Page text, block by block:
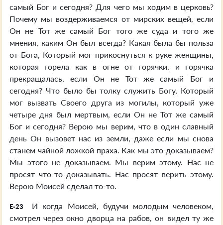
самый Бог и сегодня? Для чего мы ходим в церковь?
Почему мы воздерживаемся от мирских вещей, если
Он не Тот же самый Бог того же суда и того же
мнения, каким Он был всегда? Какая была бы польза
от Бога, Который мог прикоснуться к руке женщины,
которая горела как в огне от горячки, и горячка
прекращалась, если Он не Тот же самый Бог и
сегодня? Что было бы толку служить Богу, Который
мог вызвать Своего друга из могилы, который уже
четыре дня был мертвым, если Он не Тот же самый
Бог и сегодня? Верою мы верим, что в один славный
день Он вызовет нас из земли, даже если мы снова
станем чайной ложкой праха. Как мы это доказываем?
Мы этого не доказываем. Мы верим этому. Нас не
просят что-то доказывать. Нас просят верить этому.
Верою Моисей сделал то-то.
E-23
И когда Моисей, будучи молодым человеком,
смотрел через окно дворца на рабов, он видел ту же